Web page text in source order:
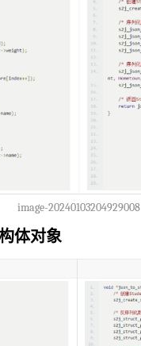
image-20240103204929008
体对象